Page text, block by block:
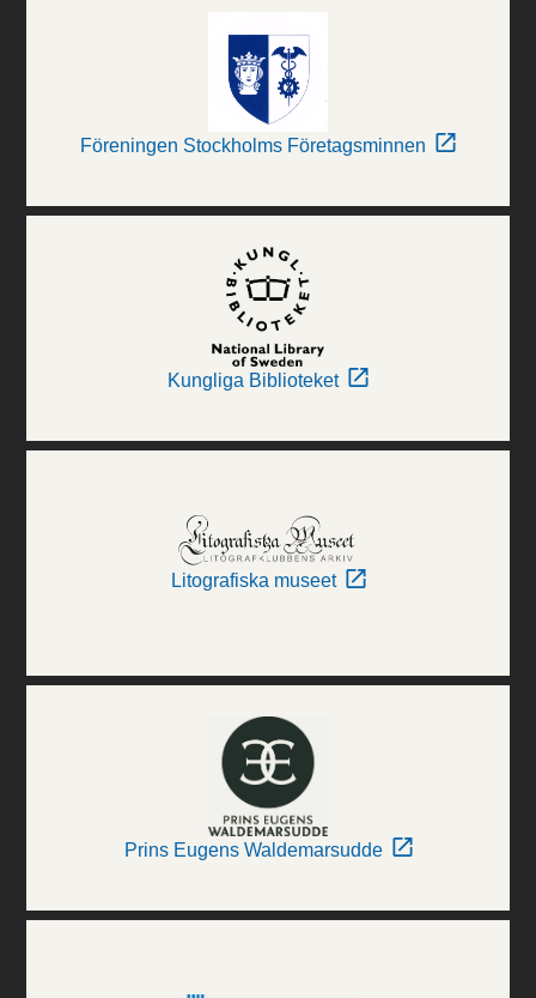
Föreningen Stockholms Företagsminnen
Kungliga Biblioteket
Litografiska museet
Prins Eugens Waldemarsudde